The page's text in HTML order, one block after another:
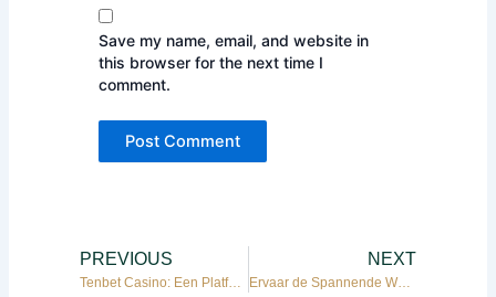
Save my name, email, and website in
this browser for the next time I
comment.
Prev
PREVIOUS
Tenbet Casino: Een Platform Met Diverse Spelmogelijkheden
NEXT
Ervaar de Spannende Wereld van Monixbet Casino